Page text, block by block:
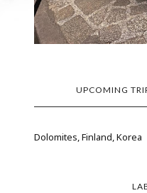
UPCOMING
Dolomites, Finland, Korea